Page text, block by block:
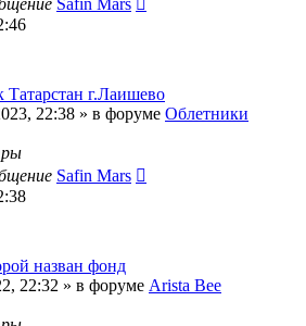
г.Лаишево
22:38 » в форуме Облетники
Safin Mars
назван фонд
22:32 » в форуме Arista Bee